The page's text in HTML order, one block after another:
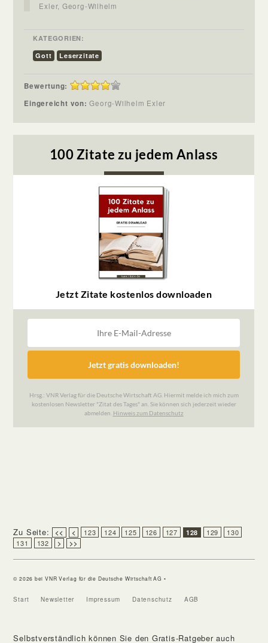
Exler, Georg-Wilhelm
KATEGORIEN:
Gott
Leserzitate
Bewertung:
Eingereicht von:Georg-Wilhelm Exler
Zu Seite: << < 123 124 125 126 127 128 129
130
131
132 > >>
© 2026 bei VNR Verlag für die Deutsche Wirtschaft AG •
Start Newsletter Impressum Datenschutz AGB
Selbstverständlich können Sie den Gratis-Ratgeber auch